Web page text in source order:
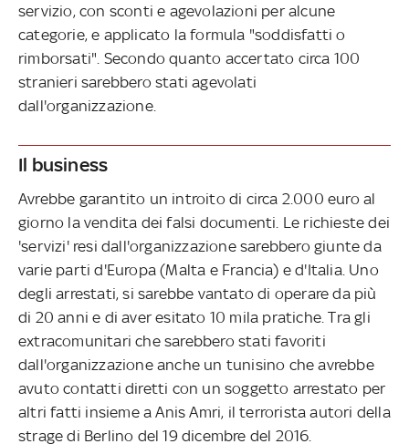
servizio, con sconti e agevolazioni per alcune
categorie, e applicato la formula "soddisfatti o
rimborsati". Secondo quanto accertato circa 100
stranieri sarebbero stati agevolati
dall'organizzazione.
Il business
Avrebbe garantito un introito di circa 2.000 euro al
giorno la vendita dei falsi documenti. Le richieste dei
'servizi' resi dall'organizzazione sarebbero giunte da
varie parti d'Europa (Malta e Francia) e d'Italia. Uno
degli arrestati, si sarebbe vantato di operare da più
di 20 anni e di aver esitato 10 mila pratiche. Tra gli
extracomunitari che sarebbero stati favoriti
dall'organizzazione anche un tunisino che avrebbe
avuto contatti diretti con un soggetto arrestato per
altri fatti insieme a Anis Amri, il terrorista autori della
strage di Berlino del 19 dicembre del 2016.